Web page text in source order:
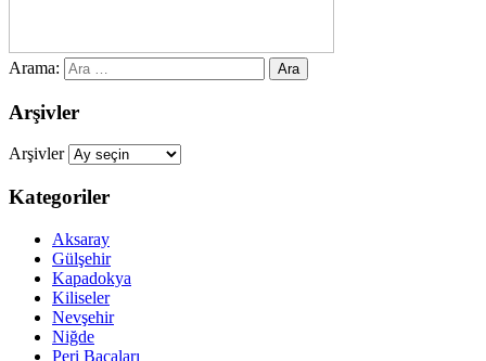
Arama:
Arşivler
Arşivler
Kategoriler
Aksaray
Gülşehir
Kapadokya
Kiliseler
Nevşehir
Niğde
Peri Bacaları